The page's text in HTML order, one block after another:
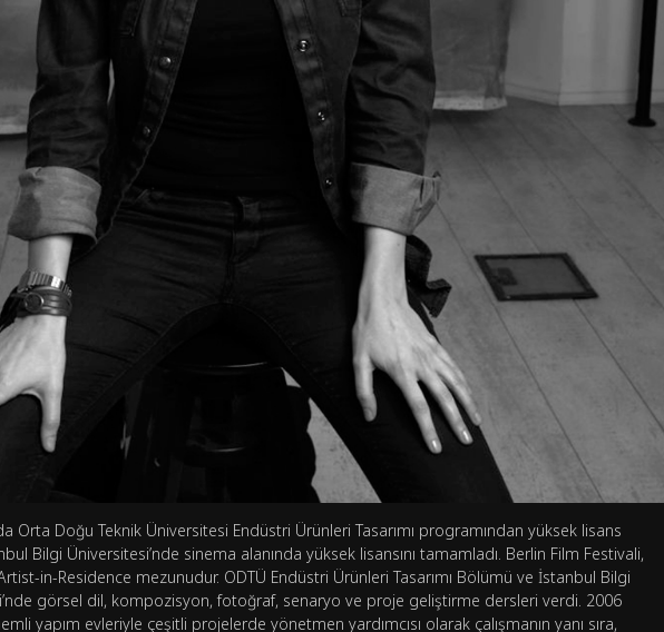
Orta Doğu Teknik Üniversitesi Endüstri Ürünleri Tasarımı programından yüksek lisans
Bilgi Üniversitesi’nde sinema alanında yüksek lisansını tamamladı. Berlin Film Festivali,
in-Residence mezunudur. ODTÜ Endüstri Ürünleri Tasarımı Bölümü ve İstanbul Bilgi
görsel dil, kompozisyon, fotoğraf, senaryo ve proje geliştirme dersleri verdi. 2006
yapım evleriyle çeşitli projelerde yönetmen yardımcısı olarak çalışmanın yanı sıra,